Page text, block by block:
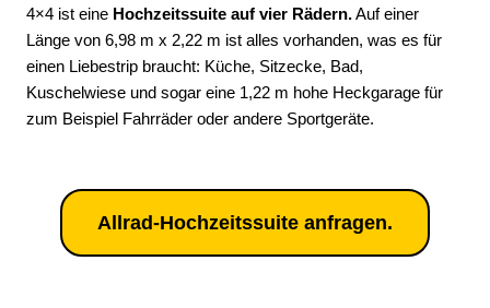
4×4 ist eine Hochzeitssuite auf vier Rädern.Auf einer
Länge von 6,98 m x 2,22 m ist alles vorhanden, was es für
einen Liebestrip braucht: Küche, Sitzecke, Bad,
Kuschelwiese und sogar eine 1,22 m hohe Heckgarage für
zum Beispiel Fahrräder oder andere Sportgeräte.
Allrad-Hochzeitssuite anfragen.